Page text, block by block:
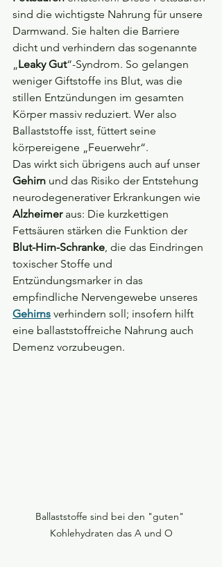
sind die wichtigste Nahrung für unsere
Darmwand. Sie halten die Barriere
dicht und verhindern das sogenannte
Leaky Gut“-Syndrom. So gelangen
weniger Giftstoffe ins Blut, was die
stillen Entzündungen im gesamten
Körper massiv reduziert. Wer also
Ballaststoffe isst, füttert seine
körpereigene „Feuerwehr“.
Das wirkt sich übrigens auch auf unser
Gehirn und das Risiko der Entstehung
neurodegenerativer Erkrankungen wie
Alzheimer aus: Die kurzkettigen
Fettsäuren stärken die Funktion der
Blut-Hirn-Schranke , die das Eindringen
toxischer Stoffe und
Entzündungsmarker in das
empfindliche Nervengewebe unseres
Gehirns verhindern soll; insofern hilft
eine ballaststoffreiche Nahrung auch
Demenz vorzubeugen.
Ballaststoffe sind bei den "guten"
Kohlehydraten das A und O